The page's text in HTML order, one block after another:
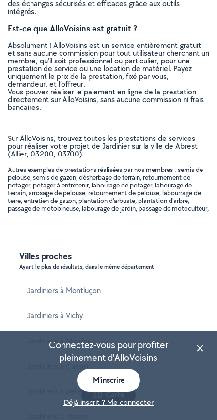
des échanges sécurisés et efficaces grâce aux outils
intégrés.
Est-ce que AlloVoisins est gratuit ?
Absolument ! AlloVoisins est un service entièrement gratuit
et sans aucune commission pour tout utilisateur cherchant un
membre, qu’il soit professionnel ou particulier, pour une
prestation de service ou une location de matériel. Payez
uniquement le prix de la prestation, fixé par vous,
demandeur, et l’offreur.
Vous pouvez réaliser le paiement en ligne de la prestation
directement sur AlloVoisins, sans aucune commission ni frais
bancaires.
Sur AlloVoisins, trouvez toutes les prestations de services
pour réaliser votre projet de Jardinier sur la ville de Abrest
(Allier, 03200, 03700)
Autres exemples de prestations réalisées par nos membres : semis de
pelouse, semis de gazon, désherbage de terrain, retournement de
potager, potager à entretenir, labourage de potager, labourage de
terrain, arrosage de pelouse, retournement de pelouse, labourrage de
terre, entretien de gazon, plantation d'arbuste, plantation d'arbre,
passage de motobineuse, labourage de jardin, passage de motoculteur,
..
Villes proches
Ayant le plus de résultats, dans le même département
Jardiniers à Montluçon
Jardiniers à Vichy
Jardiniers à Moulins
Jardiniers à Cusset
Jardiniers à Bellerive-sur-Allier
Carte
Connectez-vous pour profiter
pleinement d'AlloVoisins
M'inscrire
Déjà inscrit ? Me connecter